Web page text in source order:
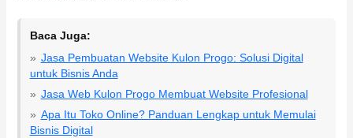
Baca Juga:
Jasa Pembuatan Website Kulon Progo: Solusi Digital
untuk Bisnis Anda
Jasa Web Kulon Progo Membuat Website Profesional
Apa Itu Toko Online? Panduan Lengkap untuk Memulai
Bisnis Digital